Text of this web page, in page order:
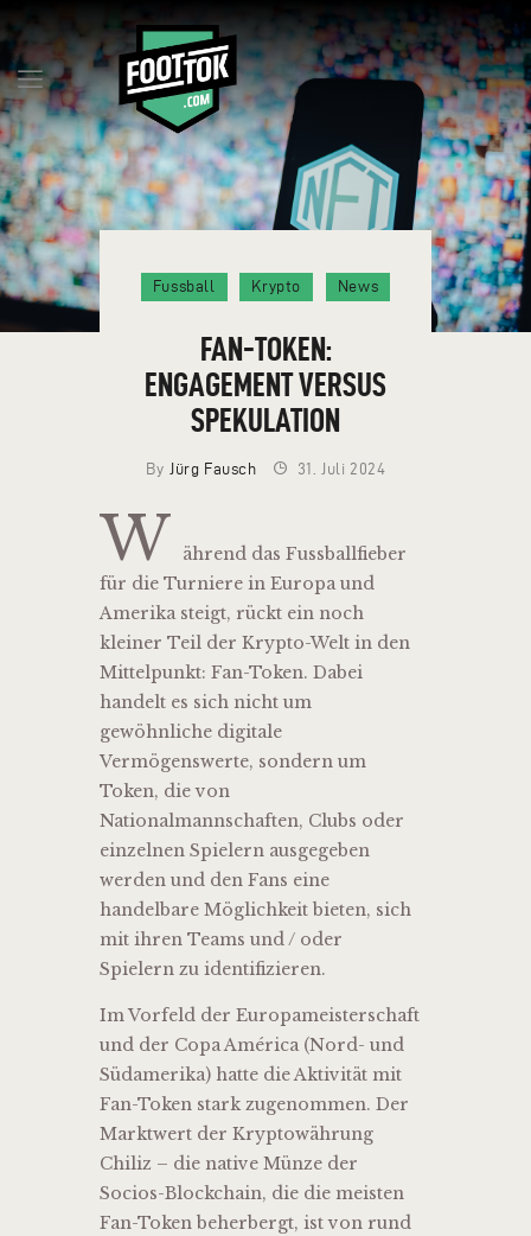
FAQ
MILESTONES
BLOG
TOKEN RESERVIEREN
TEAM
DEUTSCH
Fussball Krypto News
FAN-TOKEN:
ENGAGEMENT VERSUS
SPEKULATION
By Jürg Fausch 31. Juli 2024
W
ährend das Fussballfieber
für die Turniere in Europa und
Amerika steigt, rückt ein noch
kleiner Teil der Krypto-Welt in den
Mittelpunkt: Fan-Token. Dabei
handelt es sich nicht um
gewöhnliche digitale
Vermögenswerte, sondern um
Token, die von
Nationalmannschaften, Clubs oder
einzelnen Spielern ausgegeben
werden und den Fans eine
handelbare Möglichkeit bieten, sich
mit ihren Teams und / oder
Spielern zu identifizieren.
Im Vorfeld der Europameisterschaft
und der Copa América (Nord- und
Südamerika) hatte die Aktivität mit
Fan-Token stark zugenommen. Der
Marktwert der Kryptowährung
Chiliz – die native Münze der
Socios-Blockchain, die die meisten
Fan-Token beherbergt, ist von rund